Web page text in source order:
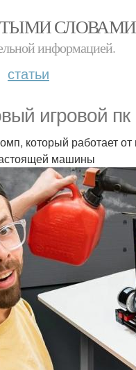
СЛОВАМИ
информацией.
статьи
игровой пк
который работает
машины